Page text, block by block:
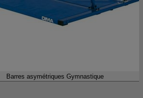
Barres asymétriques Gymnastique